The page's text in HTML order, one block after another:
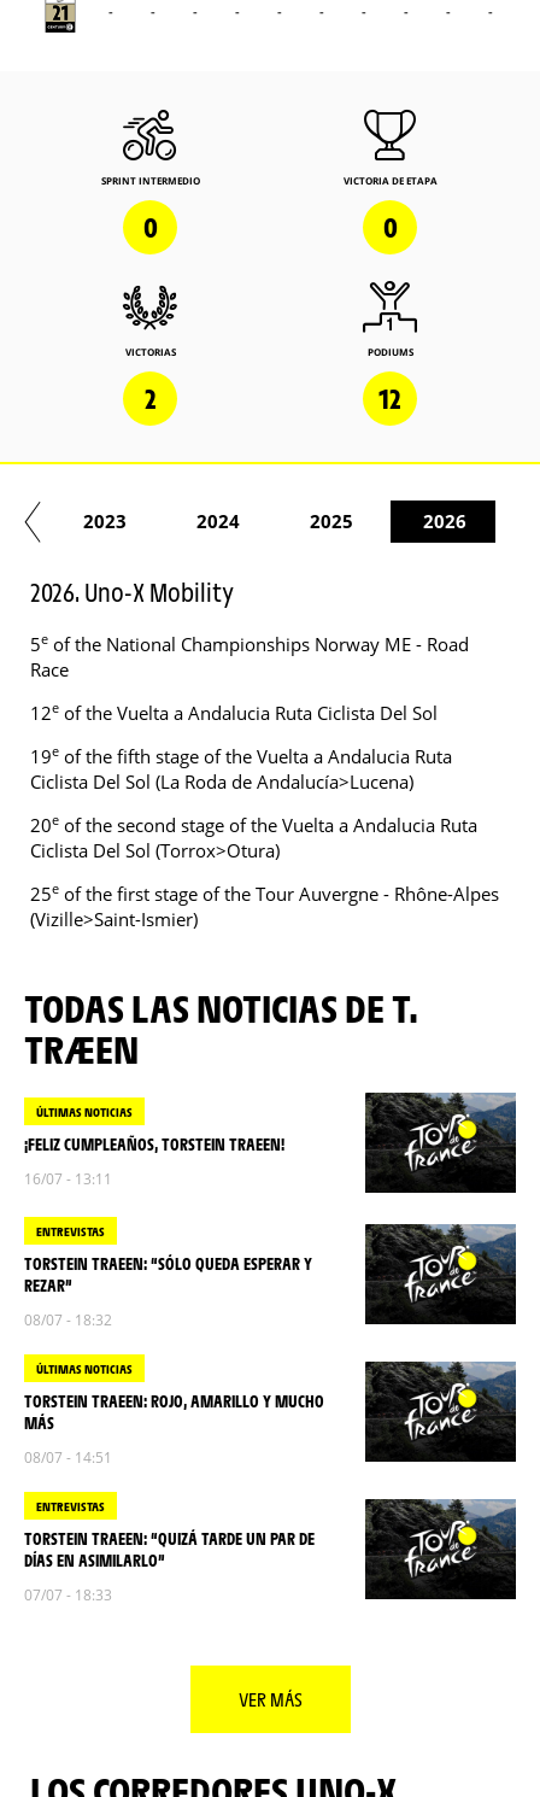
- - - - - - - - - -
SPRINT INTERMEDIO
0
VICTORIA DE ETAPA
0
VICTORIAS
2
PODIUMS
12
2023 2024 2025 2026
2026. Uno-X Mobility
5e of the National Championships Norway ME - Road
Race
12e of the Vuelta a Andalucia Ruta Ciclista Del Sol
19e of the fifth stage of the Vuelta a Andalucia Ruta
Ciclista Del Sol (La Roda de Andalucía>Lucena)
20e of the second stage of the Vuelta a Andalucia Ruta
Ciclista Del Sol (Torrox>Otura)
25e of the first stage of the Tour Auvergne - Rhône-Alpes
(Vizille>Saint-Ismier)
TODAS LAS NOTICIAS DE T.
TRÆEN
ÚLTIMAS NOTICIAS
¡FELIZ CUMPLEAÑOS, TORSTEIN TRAEEN!
16/07 - 13:11
ENTREVISTAS
TORSTEIN TRAEEN: “SÓLO QUEDA ESPERAR Y
REZAR”
08/07 - 18:32
ÚLTIMAS NOTICIAS
TORSTEIN TRAEEN: ROJO, AMARILLO Y MUCHO
MÁS
08/07 - 14:51
ENTREVISTAS
TORSTEIN TRAEEN: “QUIZÁ TARDE UN PAR DE
DÍAS EN ASIMILARLO”
07/07 - 18:33
VER MÁS